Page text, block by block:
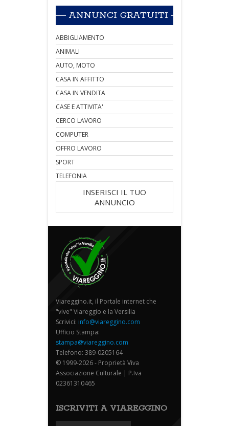
ANNUNCI GRATUITI
ABBIGLIAMENTO
ANIMALI
AUTO, MOTO
CASA IN AFFITTO
CASA IN VENDITA
CASE E ATTIVITA'
CERCO LAVORO
COMPUTER
OFFRO LAVORO
SPORT
TELEFONIA
INSERISCI IL TUO
ANNUNCIO
Viareggino.it, il Portale internet che
"vive" Viareggio e la Versilia
Scrivici: info@viareggino.com
Ufficio Stampa:
stampa@viareggino.com
Telefono: 389-0205164
© 1999-2026 - Proprietà Viva
Associazione Culturale | P.Iva
02361310465
ISCRIVITI A VIAREGGINO